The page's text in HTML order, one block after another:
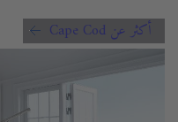
أكثر عن Cape Cod